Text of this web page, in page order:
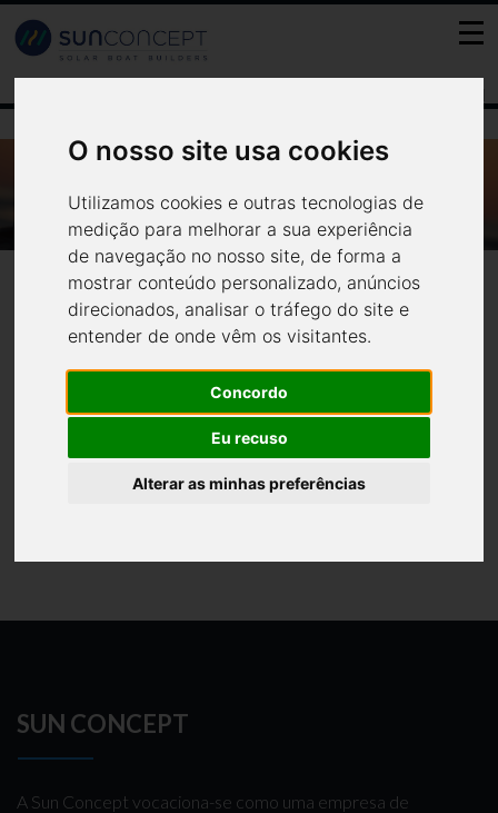
O nosso site usa cookies
Utilizamos cookies e outras tecnologias de
medição para melhorar a sua experiência
de navegação no nosso site, de forma a
mostrar conteúdo personalizado, anúncios
direcionados, analisar o tráfego do site e
entender de onde vêm os visitantes.
Concordo
Eu recuso
Alterar as minhas preferências
WWW.DINHEIROVIVO.PT - ALÉM TEJO.
LARGAR TUDO PARA IR FAZER PASSEIOS DE
BARCO NO RIO
Notícias Media
www.dinheirovivo.pt - Além
Tejo. Largar tudo para ir fazer
passeios de barco no rio
Ricardo e Inês trocaram o rebuliço lisboeta pela tranquilidade
de Avis, em pleno Alentejo. Fazem passeios turísticos num
barco movido a energia solar.
SUN CONCEPT
A Sun Concept vocaciona-se como uma empresa de